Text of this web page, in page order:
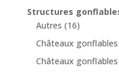
Structures
Autres (16)
Châteaux
Châteaux